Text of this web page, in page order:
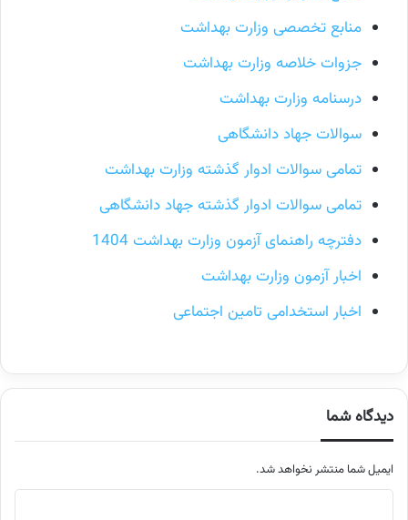
منابع تخصصی وزارت بهداشت
جزوات خلاصه وزارت بهداشت
درسنامه وزارت بهداشت
سوالات جهاد دانشگاهی
تمامی سوالات ادوار گذشته وزارت بهداشت
تمامی سوالات ادوار گذشته جهاد دانشگاهی
دفترچه راهنمای آزمون وزارت بهداشت 1404
اخبار آزمون وزارت بهداشت
اخبار استخدامی تامین اجتماعی
دیدگاه شما
ایمیل شما منتشر نخواهد شد.